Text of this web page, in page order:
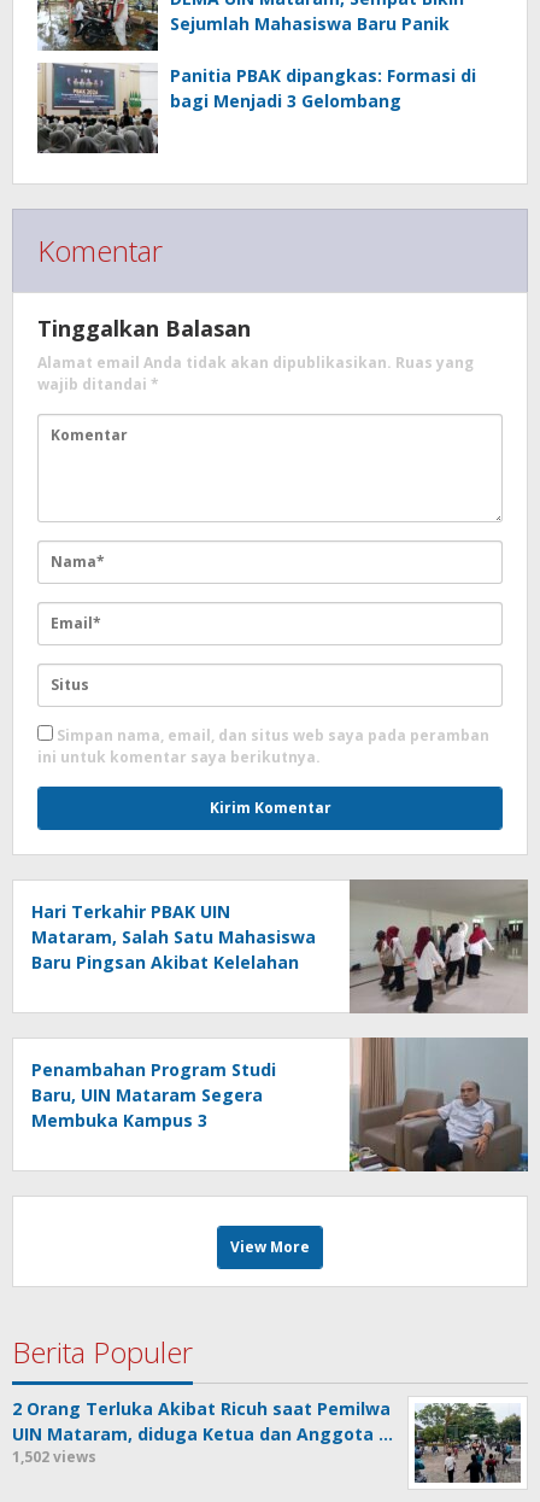
Sejumlah Mahasiswa Baru Panik
Panitia PBAK dipangkas: Formasi di
bagi Menjadi 3 Gelombang
Komentar
Tinggalkan Balasan
Alamat email Anda tidak akan dipublikasikan. Ruas yang
wajib ditandai *
Simpan nama, email, dan situs web saya pada peramban
ini untuk komentar saya berikutnya.
Hari Terkahir PBAK UIN
Mataram, Salah Satu Mahasiswa
Baru Pingsan Akibat Kelelahan
Penambahan Program Studi
Baru, UIN Mataram Segera
Membuka Kampus 3
View More
Berita Populer
2 Orang Terluka Akibat Ricuh saat Pemilwa
UIN Mataram, diduga Ketua dan Anggota …
1,502 views